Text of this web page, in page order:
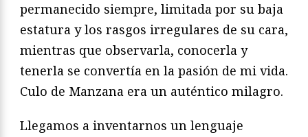
permanecido siempre, limitada por su baja
estatura y los rasgos irregulares de su cara,
mientras que observarla, conocerla y
tenerla se convertía en la pasión de mi vida.
Culo de Manzana era un auténtico milagro.
Llegamos a inventarnos un lenguaje